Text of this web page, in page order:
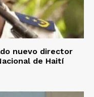
nuevo director
de Haití